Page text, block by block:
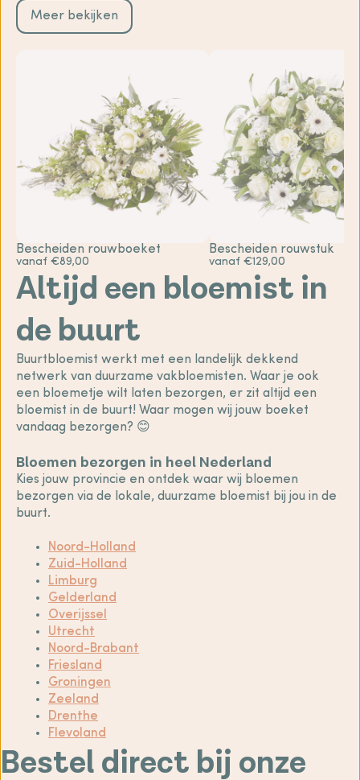
Meer bekijken
Bescheiden rouwboeket
vanaf €89,00
Bescheiden rouwstuk
vanaf €129,00
Altijd een bloemist in
de buurt
Buurtbloemist werkt met een landelijk dekkend
netwerk van duurzame vakbloemisten. Waar je ook
een bloemetje wilt laten bezorgen, er zit altijd een
bloemist in de buurt! Waar mogen wij jouw boeket
vandaag bezorgen? 😊
Bloemen bezorgen in heel Nederland
Kies jouw provincie en ontdek waar wij bloemen
bezorgen via de lokale, duurzame bloemist bij jou in de
buurt.
Noord-Holland
Zuid-Holland
Limburg
Gelderland
Overijssel
Utrecht
Noord-Brabant
Friesland
Groningen
Zeeland
Drenthe
Flevoland
Bestel direct bij onze